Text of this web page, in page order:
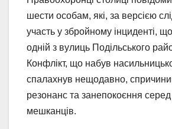
шести особам, які, за версією
участь у збройному інциденті,
одній з вулиць Подільського
Конфлікт, що набув
спалахнув нещодавно,
резонанс та занепокоєння
мешканців.